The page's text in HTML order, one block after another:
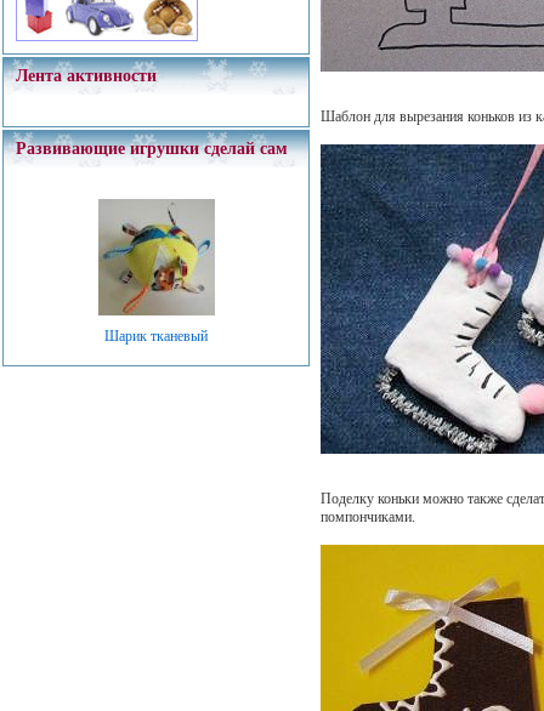
Лента активности
Развивающие игрушки сделай сам
Шарик тканевый
Шаблон для вырезания коньков из
Поделку коньки можно также
помпончиками.